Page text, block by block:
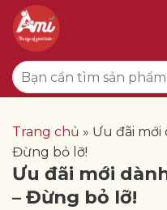
qua
dung
Tìm
kiếm:
Trang chủ » Ưu đãi mới
Đừng bỏ lỡ!
Ưu đãi mới
– Đừng bỏ lỡ!